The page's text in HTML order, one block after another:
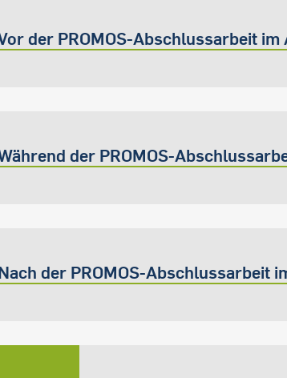
der PROMOS-Abschlussarbeit im
der PROMOS-
der PROMOS-Abschlussarbeit